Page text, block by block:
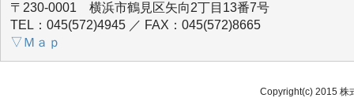
〒230-0001 横浜市鶴見区矢向2丁目13番7号
TEL：045(572)4945 ／ FAX：045(572)8665
▽Ｍａｐ
Copyright(c) 2015 株